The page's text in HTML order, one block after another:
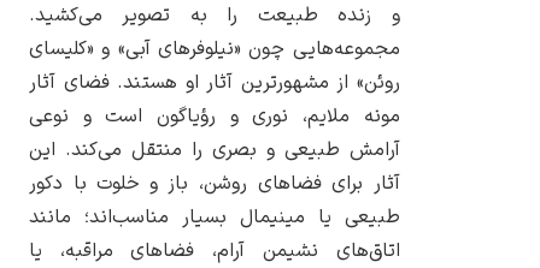
و زنده طبیعت را به تصویر می‌کشید.
مجموعه‌هایی چون «نیلوفرهای آبی» و «کلیسای
روئن» از مشهورترین آثار او هستند. فضای آثار
مونه ملایم، نوری و رؤیاگون است و نوعی
آرامش طبیعی و بصری را منتقل می‌کند. این
آثار برای فضاهای روشن، باز و خلوت با دکور
طبیعی یا مینیمال بسیار مناسب‌اند؛ مانند
اتاق‌های نشیمن آرام، فضاهای مراقبه، یا